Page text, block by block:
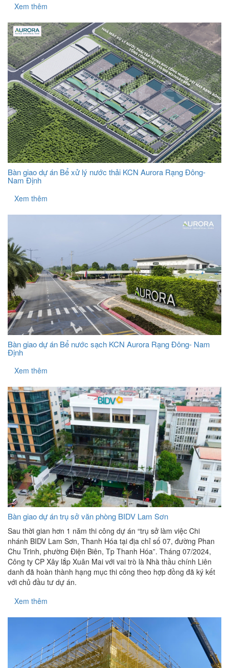
Xem thêm
Bàn giao dự án Bể xử lý nước thải KCN Aurora Rạng Đông-
Nam Định
Xem thêm
Bàn giao dự án Bể nước sạch KCN Aurora Rạng Đông- Nam
Định
Xem thêm
Bàn giao dự án trụ sở văn phòng BIDV Lam Sơn
Sau thời gian hơn 1 năm thi công dự án “trụ sở làm việc Chi
nhánh BIDV Lam Sơn, Thanh Hóa tại địa chỉ số 07, đường Phan
Chu Trinh, phường Điện Biên, Tp Thanh Hóa”. Tháng 07/2024,
Công ty CP Xây lắp Xuân Mai với vai trò là Nhà thầu chính Liên
danh đã hoàn thành hạng mục thi công theo hợp đồng đã ký kết
với chủ đầu tư dự án.
Xem thêm